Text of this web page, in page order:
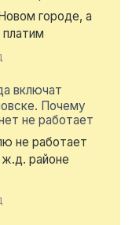
городе, а
включат
Почему
не работает
не работает
районе